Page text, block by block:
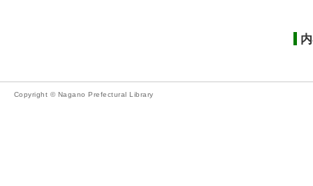
Copyright © Nagano Prefectural Library